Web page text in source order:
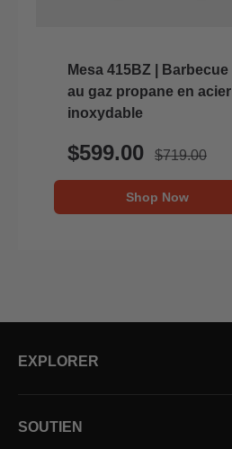
Mesa 415BZ | Barbecue
au gaz propane en acier
inoxydable
$599.00 $719.00
Shop Now
EXPLORER
SOUTIEN